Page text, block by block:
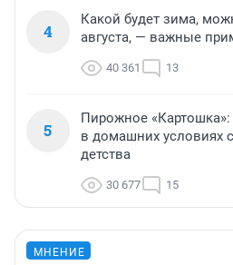
4
Какой будет зима,
августа, — важные
40 361 13
5
Пирожное
в домашних условиях
детства
30 677 15
МНЕНИЕ